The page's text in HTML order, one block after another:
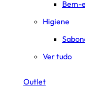
Bem-
Higiene
Ver tudo
Outlet